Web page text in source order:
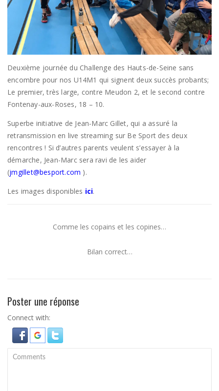
Deuxième journée du Challenge des Hauts-de-Seine sans
encombre pour nos U14M1 qui signent deux succès probants;
Le premier, très large, contre Meudon 2, et le second contre
Fontenay-aux-Roses, 18 – 10.
Superbe initiative de Jean-Marc Gillet, qui a assuré la
retransmission en live streaming sur Be Sport des deux
rencontres ! Si d’autres parents veulent s’essayer à la
démarche, Jean-Marc sera ravi de les aider
(jmgillet@besport.com ).
Les images disponibles ici.
Comme les copains et les copines…
Bilan correct…
Poster une réponse
Connect with: